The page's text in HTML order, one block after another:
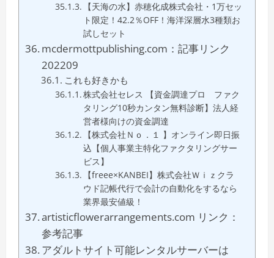
【天海の水】赤穂化成株式会社・1万セッ
ト限定！42.2％OFF！海洋深層水3種類お
試しセット
mcdermottpublishing.com：記事リンク
202209
これも好きかも
株式会社セレス 【資金調達プロ ファク
タリング10秒カンタン無料診断】法人経
営者様向けの資金調達
【株式会社Ｎｏ．１ 】オンライン即日振
込【個人事業主特化ファクタリングサー
ビス】
【freee×KANBEI】株式会社Ｗｉｚクラ
ウド記帳代行で会計の自動化をするなら
業界最安値級！
artisticflowerarrangements.com リンク：
参考記事
アダルトサイト可能レンタルサーバーは